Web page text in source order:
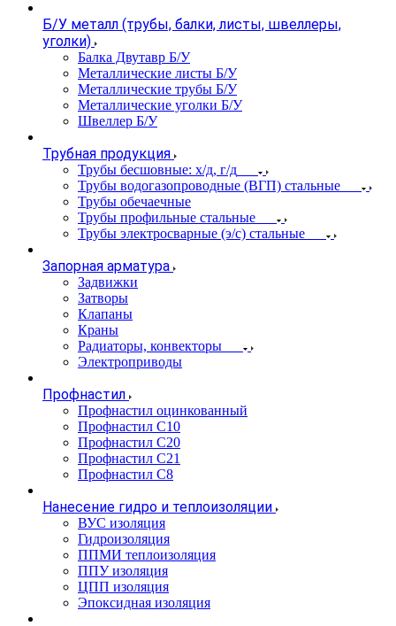
Б/У металл (трубы, балки, листы, швеллеры,
уголки)
Балка Двутавр Б/У
Металлические листы Б/У
Металлические трубы Б/У
Металлические уголки Б/У
Швеллер Б/У
Трубная продукция
Трубы бесшовные: х/д, г/д
Трубы водогазопроводные (ВГП) стальные
Трубы обечаечные
Трубы профильные стальные
Трубы электросварные (э/с) стальные
Запорная арматура
Задвижки
Затворы
Клапаны
Краны
Радиаторы, конвекторы
Электроприводы
Профнастил
Профнастил оцинкованный
Профнастил С10
Профнастил С20
Профнастил С21
Профнастил С8
Нанесение гидро и теплоизоляции
ВУС изоляция
Гидроизоляция
ППМИ теплоизоляция
ППУ изоляция
ЦПП изоляция
Эпоксидная изоляция